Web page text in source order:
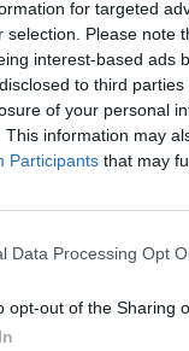
for targeted
selection. Please note
interest-based ads
to third
of your personal
This information may
Participants that may
Data Processing Opt
opt-out of the Sharing
spalline ha un
è bella. Voto 9
voto 7 Fiori
delle altre
7 Gabbani
le prime
le
pizzi e volant
ha scelto